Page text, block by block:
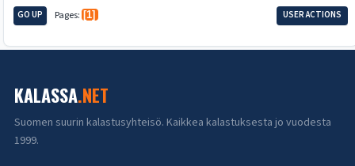
GO UP Pages 1 USER ACTIONS
KALASSA.NET
Suomen suurin kalastusyhteisö. Kaikkea kalastuksesta jo vuodesta
1999.